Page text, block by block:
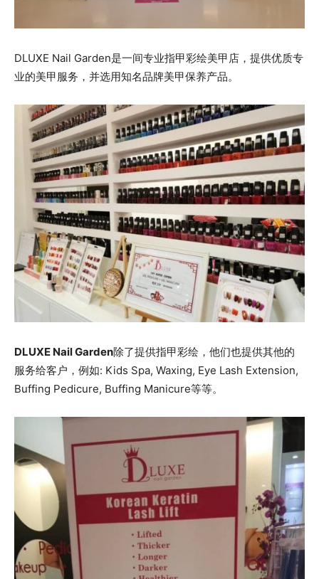
DLUXE Nail Garden是一间专业指甲彩绘美甲店，提供优质专
业的美甲服务，并选用知名品牌美甲保养产品。
DLUXE Nail Garden除了提供指甲彩绘，他们也提供其他的
服务给客户，例如: Kids Spa, Waxing, Eye Lash Extension,
Buffing Pedicure, Buffing Manicure等等。